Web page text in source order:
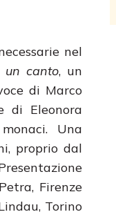
nel
un canto, un
di Marco
di Eleonora
Una
proprio dal
Firenze
Torino